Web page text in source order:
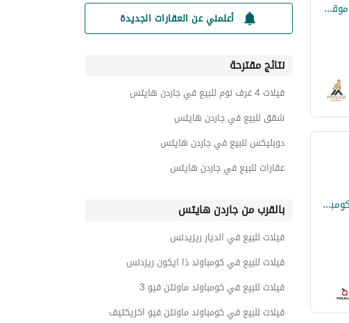
فيلا للبيع – رويال جولدن هايتس 1 أمام بوابة 9 الرحاب – موقع مميز على 3 شوارع،
توين هاوس متشطب تشطيب الترا سوبر لوكس للبيع في كومباوند جاردن هايتس بجوار الرحاب كومباوند جاردن 8
أعلمني عن العقارات الجديدة
نتائج مقترحة
فيلات 4 غرف نوم للبيع في جاردن هايتس
شقق للبيع في جاردن هايتس
دوبليكس للبيع في جاردن هايتس
عقارات للبيع في جاردن هايتس
بالقرب من جاردن هايتس
فيلات للبيع في الديار ريزيدنس
فيلات للبيع في كومباوند ذا ايكون ريزدنس
فيلات للبيع في كومباوند ماونتن فيو 3
فيلات للبيع في كومباوند ماونتن فيو اكزيكتيف